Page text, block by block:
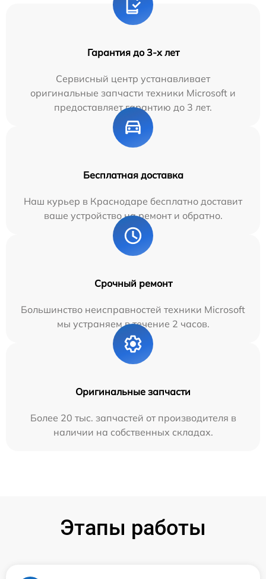
Гарантия до 3-х лет
Сервисный центр устанавливает
оригинальные запчасти техники Microsoft и
предоставляет гарантию до 3 лет.
Бесплатная доставка
Наш курьер в Краснодаре бесплатно доставит
ваше устройство на ремонт и обратно.
Срочный ремонт
Большинство неисправностей техники Microsoft
мы устраняем в течение 2 часов.
Оригинальные запчасти
Более 20 тыс. запчастей от производителя в
наличии на собственных складах.
Этапы работы